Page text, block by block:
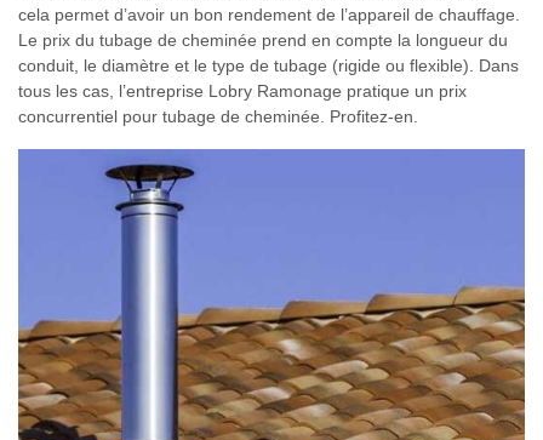
cela permet d’avoir un bon rendement de l’appareil de chauffage.
Le prix du tubage de cheminée prend en compte la longueur du
conduit, le diamètre et le type de tubage (rigide ou flexible). Dans
tous les cas, l’entreprise Lobry Ramonage pratique un prix
concurrentiel pour tubage de cheminée. Profitez-en.